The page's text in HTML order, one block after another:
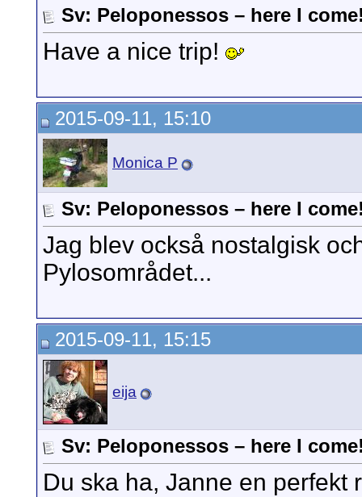
Sv: Peloponessos – here I
Have a nice trip!
2015-09-11, 15:10
Monica P
Sv: Peloponessos – here I
Jag blev också nostalgisk
Pylosområdet...
2015-09-11, 15:15
eija
Sv: Peloponessos – here I
Du ska ha, Janne en perfekt